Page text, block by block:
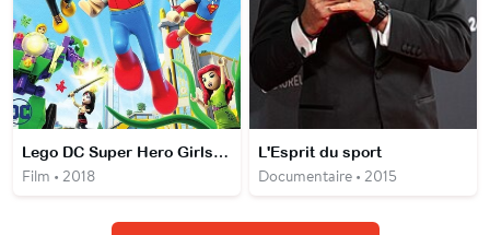
Lego DC Super Hero Girls : Le Collège des super-méchants
Film • 2018
L'Esprit du sport
Documentaire • 2015